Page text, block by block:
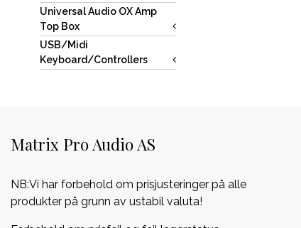
Universal Audio OX Amp
Top Box
USB/Midi
Keyboard/Controllers
Matrix Pro Audio AS
NB:Vi har forbehold om prisjusteringer på alle
produkter på grunn av ustabil valuta!